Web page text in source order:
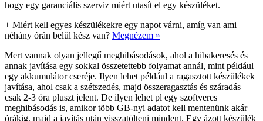
hogy egy garanciális szerviz miért utasít el egy készüléket.
+ Miért kell egyes készülékekre egy napot várni, amíg van ami
néhány órán belül kész van? Megnézem »
Mert vannak olyan jellegű meghibásodások, ahol a hibakeresés és
annak javítása egy sokkal összetettebb folyamat annál, mint például
egy akkumulátor cseréje. Ilyen lehet például a ragasztott készülékek
javítása, ahol csak a szétszedés, majd összeragasztás és száradás
csak 2-3 óra pluszt jelent. De ilyen lehet pl egy szoftveres
meghibásodás is, amikor több GB-nyi adatot kell mentenünk akár
órákig, majd a javítás után visszatölteni mindent. Egy ázott készülék